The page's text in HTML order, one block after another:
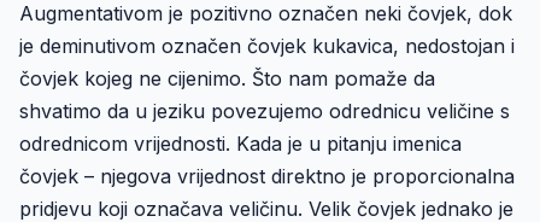
Augmentativom je pozitivno označen neki čovjek, dok
je deminutivom označen čovjek kukavica, nedostojan i
čovjek kojeg ne cijenimo. Što nam pomaže da
shvatimo da u jeziku povezujemo odrednicu veličine s
odrednicom vrijednosti. Kada je u pitanju imenica
čovjek – njegova vrijednost direktno je proporcionalna
pridjevu koji označava veličinu. Velik čovjek jednako je